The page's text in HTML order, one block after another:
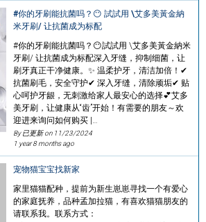
#你的牙刷能抗菌吗？😶 試試用 \艾多美黃金納
米牙刷/ 让抗菌成为标配
#你的牙刷能抗菌吗？😶試試用 \艾多美黃金納米
牙刷/ 让抗菌成为标配深入牙缝，抑制细菌，让
刷牙真正干净健康。✨ 温柔护牙，清洁加倍！✔
抗菌刷毛，安全守护✔ 深入牙缝，清除顽垢✔ 贴
心呵护牙龈，无刺激给家人最安心的选择💕艾多
美牙刷，让健康从“齿”开始！有需要的朋友～欢
迎进来询问如何购买 |…
By 已更新 on 11/23/2024
1 year 8 months ago
宠物猫宝宝找新家
家里猫猫配种，提前为新生崽崽寻找一个有爱心
的家庭抚养，品种孟加拉猫，有喜欢猫猫朋友的
请联系我。联系方式：